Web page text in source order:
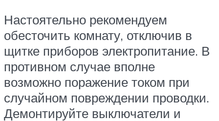
Настоятельно рекомендуем
обесточить комнату, отключив в
щитке приборов электропитание. В
противном случае вполне
возможно поражение током при
случайном повреждении проводки.
Демонтируйте выключатели и